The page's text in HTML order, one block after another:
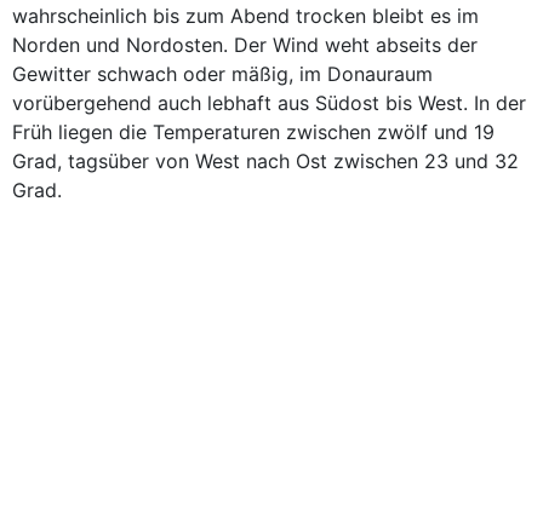
wahrscheinlich bis zum Abend trocken bleibt es im
Norden und Nordosten. Der Wind weht abseits der
Gewitter schwach oder mäßig, im Donauraum
vorübergehend auch lebhaft aus Südost bis West. In der
Früh liegen die Temperaturen zwischen zwölf und 19
Grad, tagsüber von West nach Ost zwischen 23 und 32
Grad.